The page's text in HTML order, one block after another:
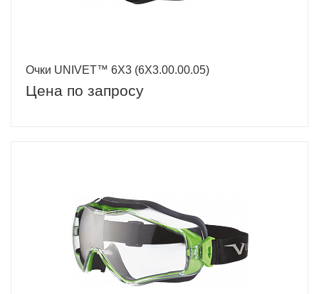
Очки UNIVET™ 6Х3 (6Х3.00.00.05)
Цена по запросу